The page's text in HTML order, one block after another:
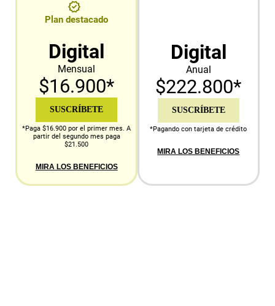
Plan destacado
Digital
Mensual
$16.900*
SUSCRÍBETE
*Paga $16.900 por el primer mes. A
partir del segundo mes paga
$21.500
MIRA LOS BENEFICIOS
Digital
Anual
$222.800*
SUSCRÍBETE
*Pagando con tarjeta de crédito
MIRA LOS BENEFICIOS